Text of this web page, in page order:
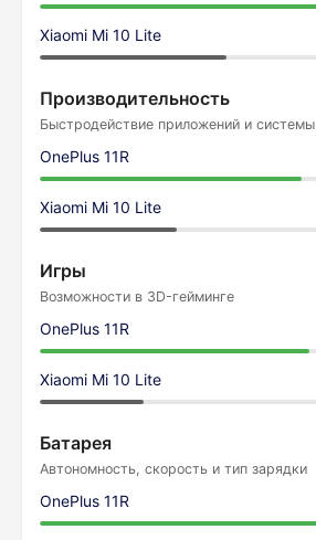
Xiaomi Mi 10 Lite
Производительность
Быстродействие приложений и системы
OnePlus 11R
Xiaomi Mi 10 Lite
Игры
Возможности в 3D-гейминге
OnePlus 11R
Xiaomi Mi 10 Lite
Батарея
Автономность, скорость и тип зарядки
OnePlus 11R